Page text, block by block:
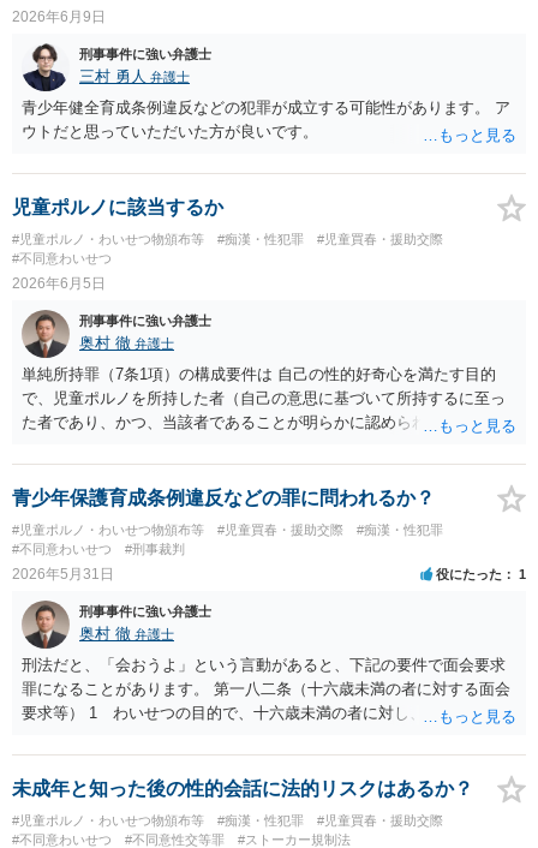
2026年6月9日
刑事事件に強い弁護士
三村 勇人 弁護士
青少年健全育成条例違反などの犯罪が成立する可能性があります。 ア
ウトだと思っていただいた方が良いです。
児童ポルノに該当するか
#児童ポルノ・わいせつ物頒布等 #痴漢・性犯罪
#児童買春・援助交際
#不同意わいせつ
2026年6月5日
刑事事件に強い弁護士
奥村 徹 弁護士
単純所持罪（7条1項）の構成要件は 自己の性的好奇心を満たす目的
で、児童ポルノを所持した者（自己の意思に基づいて所持するに至っ
た者であり、かつ、当該者であることが明らかに認められる者に限
が見るからに性的画像であれば「自己の性的好奇心を満たす目的で」
を疑われて警察から単純所持罪容疑の捜査を受けることがあります。
青少年保護育成条例違反などの罪に問われるか？
#児童ポルノ・わいせつ物頒布等 #児童買春・援助交際
#痴漢・性犯罪
#不同意わいせつ
#刑事裁判
2026年5月31日 役にたった 1
刑事事件に強い弁護士
奥村 徹 弁護士
刑法だと、「会おうよ」という言動があると、下記の要件で面会要求
罪になることがあります。 第一八二条（十六歳未満の者に対する面会
要求等） 1 わいせつの目的で、十六歳未満の者に対し、次の各号に
ある場合については、その者が生まれた日より五年以上前の日に生ま
れた者に限る。）は、一年以下の拘禁刑又は五十万円以下の罰金に処
二 拒まれたにもかかわらず、反復して面会を要求すること。 三 金
未成年と知った後の性的会話に法的リスクはあるか？
#児童ポルノ・わいせつ物頒布等 #痴漢・性犯罪
#児童買春・援助交際
#不同意わいせつ
#不同意性交等罪 #ストーカー規制法